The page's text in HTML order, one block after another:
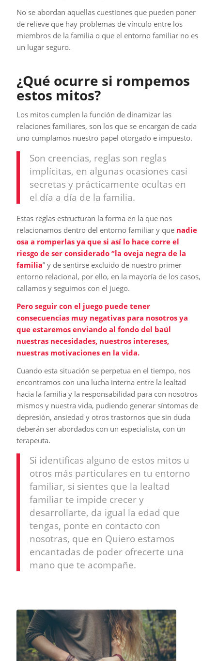
No se abordan aquellas cuestiones que pueden poner
de relieve que hay problemas de vínculo entre los
miembros de la familia o que el entorno familiar no es
un lugar seguro.
¿Qué ocurre si rompemos
estos mitos?
Los mitos cumplen la función de dinamizar las
relaciones familiares, son los que se encargan de cada
uno cumplamos nuestro papel otorgado e impuesto.
Son creencias, reglas son reglas
implícitas, en algunas ocasiones casi
secretas y prácticamente ocultas en
el día a día de la familia.
Estas reglas estructuran la forma en la que nos
relacionamos dentro del entorno familiar y quenadie
osa a romperlas ya que si así lo hace corre el
riesgo de ser considerado “la oveja negra de la
familia” y de sentirse excluido de nuestro primer
entorno relacional, por ello, en la mayoría de los casos,
callamos y seguimos con el juego.
Pero seguir con el juego puede tener
consecuencias muy negativas para nosotros ya
que estaremos enviando al fondo del baúl
nuestras necesidades, nuestros intereses,
nuestras motivaciones en la vida.
Cuando esta situación se perpetua en el tiempo, nos
encontramos con una lucha interna entre la lealtad
hacia la familia y la responsabilidad para con nosotros
mismos y nuestra vida, pudiendo generar síntomas de
depresión, ansiedad y otros trastornos que sin duda
deberán ser abordados con un especialista, con un
terapeuta.
Si identificas alguno de estos mitos u
otros más particulares en tu entorno
familiar, si sientes que la lealtad
familiar te impide crecer y
desarrollarte, da igual la edad que
tengas, ponte en contacto con
nosotras, que en Quiero estamos
encantadas de poder ofrecerte una
mano que te acompañe.